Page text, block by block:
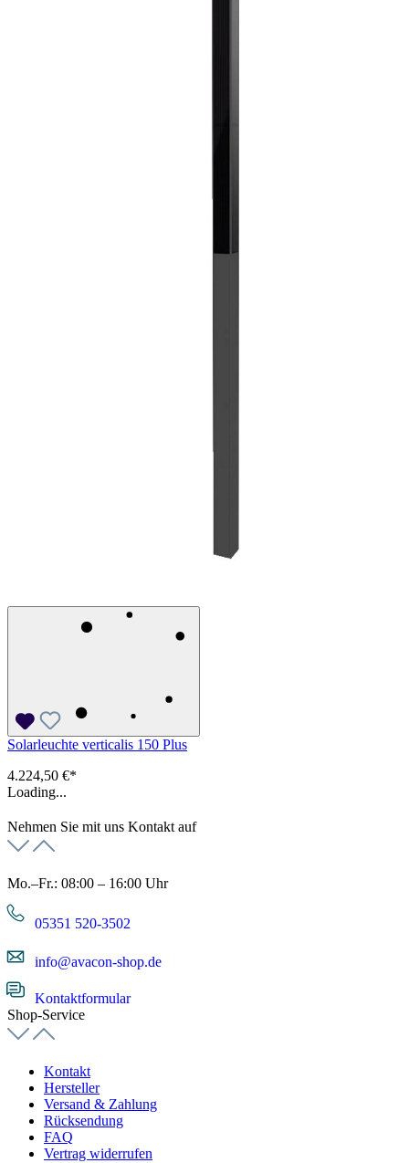
Solarleuchte verticalis 150 Plus
4.224,50 €*
Loading...
Nehmen Sie mit uns Kontakt auf
Mo.–Fr.: 08:00 – 16:00 Uhr
05351 520-3502
info@avacon-shop.de
Kontaktformular
Shop-Service
Kontakt
Hersteller
Versand & Zahlung
Rücksendung
FAQ
Vertrag widerrufen